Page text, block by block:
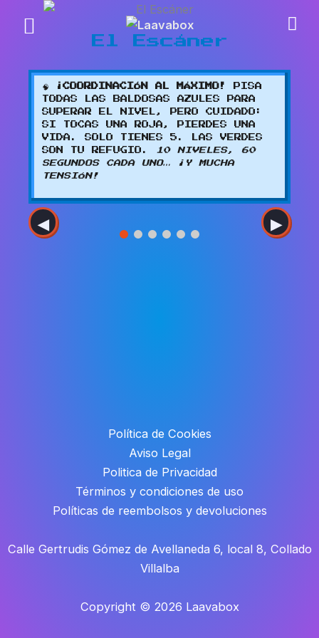
El Escáner
🧠 ¡COORDINACIÓN AL MÁXIMO!
PISA
TODAS LAS BALDOSAS AZULES PARA
SUPERAR EL NIVEL, PERO CUIDADO:
SI TOCAS UNA ROJA, PIERDES UNA
VIDA. SOLO TIENES 5. LAS VERDES
SON TU REFUGIO.
10 NIVELES, 60
SEGUNDOS CADA UNO… ¡Y MUCHA
TENSIÓN!
◀ ▶
Política de Cookies
Aviso Legal
Politica de Privacidad
Términos y condiciones de uso
Políticas de reembolsos y devoluciones
Calle Gertrudis Gómez de Avellaneda 6, local 8, Collado
Villalba
Copyright © 2026 Laavabox